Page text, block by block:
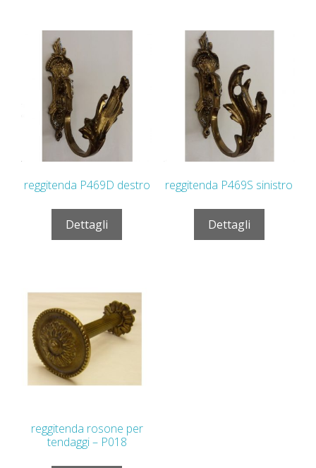
reggitenda P469D destro
Dettagli
reggitenda P469S sinistro
Dettagli
reggitenda rosone per
tendaggi – P018